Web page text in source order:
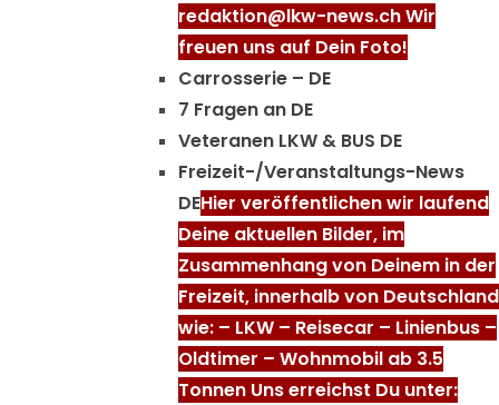
redaktion@lkw-news.ch Wir
freuen uns auf Dein Foto!
Carrosserie – DE
7 Fragen an DE
Veteranen LKW & BUS DE
Freizeit-/Veranstaltungs-News
DEHier veröffentlichen wir laufend
Deine aktuellen Bilder, im
Zusammenhang von Deinem in der
Freizeit, innerhalb von Deutschland
wie: – LKW – Reisecar – Linienbus –
Oldtimer – Wohnmobil ab 3.5
Tonnen Uns erreichst Du unter: